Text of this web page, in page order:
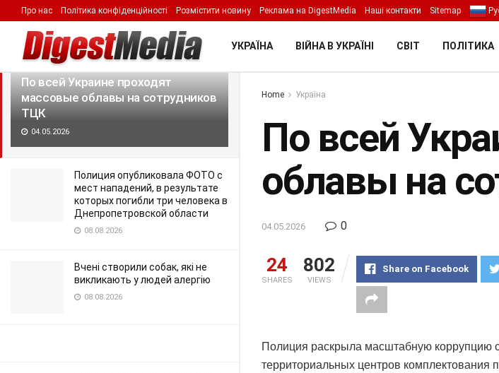
LATEST TRENDING Filter
По всей Украине проходят
массовые облавы на сотрудников
ТЦК
04.05.2026
Полиция опубликовала ФОТО с
мест нападений, в результате
которых погибли три человека в
Днепропетровской области
08.08.2026
Вчені створили собак, які не
викликають у людей алергію
08.08.2026
Про нас Політика конфіденційності Розмістити новину Реклама на DigestMedia Наші контакти Sitemap
УКРАЇНА ВІЙНА В УКРАЇНІ СВІТ ПОЛІТИКА
Home Україна
По всей
облавы на
04.05.2026 0
24
SHARES
802
VIEWS
Share on Facebook
Полиция раскрыла масштабную коррупцию
территориальных центров комплектования